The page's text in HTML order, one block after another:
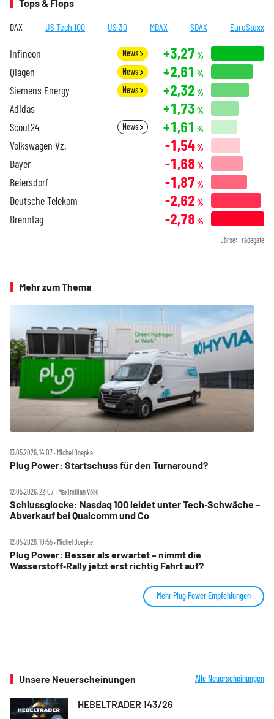
Tops & Flops
DAX US Tech 100 US 30 MDAX SDAX EuroStoxx
Infineon News +3,27 %
Qiagen News +2,61 %
Siemens Energy News +2,32 %
Adidas +1,73 %
Scout24 News +1,61 %
Volkswagen Vz. -1,54%
Bayer -1,68 %
Beiersdorf -1,87 %
Deutsche Telekom -2,62 %
Brenntag -2,78 %
Börse: Tradegate
Mehr zum Thema
13.05.2026, 14:07 ‧ Michel Doepke
Plug Power: Startschuss für den Turnaround?
12.05.2026, 22:07 ‧ Maximilian Völkl
Schlussglocke: Nasdaq 100 leidet unter Tech‑Schwäche –
Abverkauf bei Qualcomm und Co
12.05.2026, 10:55 ‧ Michel Doepke
Plug Power: Besser als erwartet – nimmt die
Wasserstoff‑Rally jetzt erst richtig Fahrt auf?
Mehr Plug Power Empfehlungen
Unsere Neuerscheinungen Alle Neuerscheinungen
HEBELTRADER 143/26